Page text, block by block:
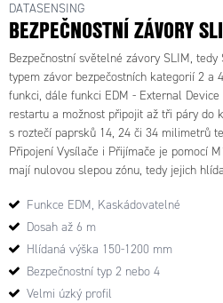
DATASENSING
BEZPEČNOSTNÍ ZÁVORY
Bezpečnostní světelné závory SLIM,
typem závor bezpečostních kategorií 2 a
funkci, dále funkci EDM - External
restartu a možnost připojit až tři páry do
s roztečí paprsků 14, 24 či 34 milimetrů
Připojení Vysílače i Přijímače je pomocí
mají nulovou slepou zónu, tedy jejich
prostorově stížená místa. Pomocí
prodávají zvlášť je možné zapojit až tři
Funkce EDM, Kaskádovatelné
Dosah až 6 m
Hlídaná výška 150-1200 mm
Bezpečnostní typ 2 nebo 4
Velmi úzký profil